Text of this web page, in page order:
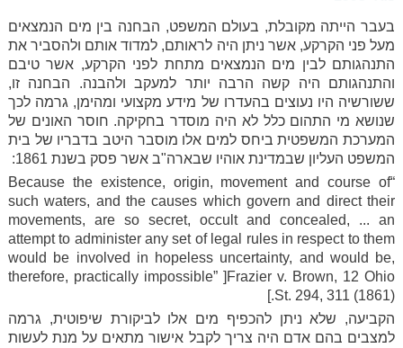
בעבר הייתה מקובלת, בעולם המשפט, הבחנה בין מים הנמצאים
מעל פני הקרקע, אשר ניתן היה לראותם, למדוד אותם ולהסביר את
התנהגותם לבין מים הנמצאים מתחת לפני הקרקע, אשר טיבם
והתנהגותם היה קשה הרבה יותר למעקב ולהבנה. הבחנה זו,
ששורשיה היו נעוצים בהעדרו של מידע מקצועי ומהימן, גרמה לכך
שנושא מי התהום כלל לא היה מוסדר בחקיקה. חוסר האונים של
המערכת המשפטית ביחס למים אלו מוסבר היטב בדבריו של בית
המשפט העליון שבמדינת אוהיו שבארה"ב אשר פסק בשנת 1861:
“Because the existence, origin, movement and course of
such waters, and the causes which govern and direct their
movements, are so secret, occult and concealed, ... an
attempt to administer any set of legal rules in respect to them
would be involved in hopeless uncertainty, and would be,
therefore, practically impossible” ] Frazier v. Brown, 12 Ohio
St. 294, 311 (1861).]
הקביעה, שלא ניתן להכפיף מים אלו לביקורת שיפוטית, גרמה
למצבים בהם אדם היה צריך לקבל אישור מתאים על מנת לעשות